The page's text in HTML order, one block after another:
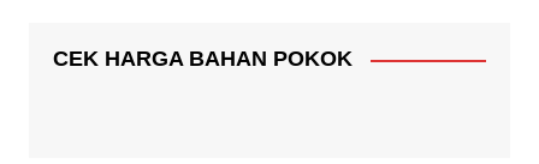
CEK HARGA BAHAN POKOK